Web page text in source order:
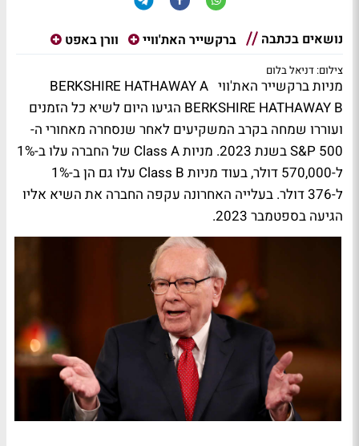
נושאים בכתבה ברקשייר האת'וויי וורן באפט
צילום: דניאל בלום
מניות ברקשייר האת'ווי BERKSHIRE HATHAWAY A
BERKSHIRE HATHAWAY B הגיעו היום לשיא כל הזמנים
ועוררו שמחה בקרב המשקיעים לאחר שנסחרה מאחורי ה-
S&P 500 בשנת 2023. מניות Class A של החברה עלו ב-1%
ל-570,000 דולר, בעוד מניות Class B עלו גם הן ב-1%
ל-376 דולר. בעלייה האחרונה עקפה החברה את השיא אליו
הגיעה בספטמבר 2023.